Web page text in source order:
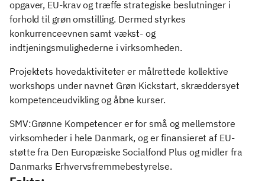
opgaver, EU-krav og træffe strategiske beslutninger i
forhold til grøn omstilling. Dermed styrkes
konkurrenceevnen samt vækst- og
indtjeningsmulighederne i virksomheden.
Projektets hovedaktiviteter er målrettede kollektive
workshops under navnet Grøn Kickstart, skræddersyet
kompetenceudvikling og åbne kurser.
SMV:Grønne Kompetencer er for små og mellemstore
virksomheder i hele Danmark, og er finansieret af EU-
støtte fra Den Europæiske Socialfond Plus og midler fra
Danmarks Erhvervsfremmebestyrelse.